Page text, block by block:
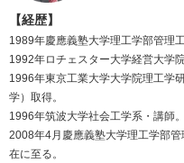
【経歴】
1989年慶應義塾大学理工学部管理工
1992年ロチェスター大学経営大学
1996年東京工業大学大学院理工学
学）取得。
1996年筑波大学社会工学系・講師
2008年4月慶應義塾大学理工学部
在に至る。